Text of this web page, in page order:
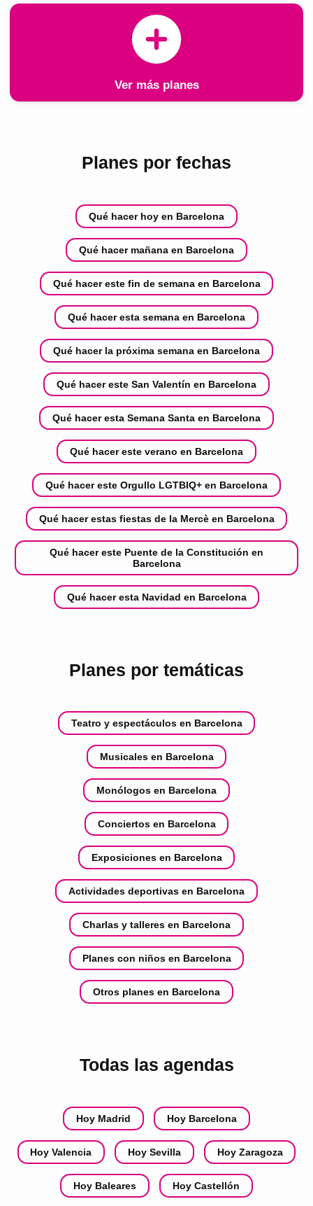
Ver más planes
Planes por fechas
Qué hacer hoy en Barcelona
Qué hacer mañana en Barcelona
Qué hacer este fin de semana en Barcelona
Qué hacer esta semana en Barcelona
Qué hacer la próxima semana en Barcelona
Qué hacer este San Valentín en Barcelona
Qué hacer esta Semana Santa en Barcelona
Qué hacer este verano en Barcelona
Qué hacer este Orgullo LGTBIQ+ en Barcelona
Qué hacer estas fiestas de la Mercè en Barcelona
Qué hacer este Puente de la Constitución en
Barcelona
Qué hacer esta Navidad en Barcelona
Planes por temáticas
Teatro y espectáculos en Barcelona
Musicales en Barcelona
Monólogos en Barcelona
Conciertos en Barcelona
Exposiciones en Barcelona
Actividades deportivas en Barcelona
Charlas y talleres en Barcelona
Planes con niños en Barcelona
Otros planes en Barcelona
Todas las agendas
Hoy Madrid Hoy Barcelona
Hoy Valencia Hoy Sevilla Hoy Zaragoza
Hoy Baleares Hoy Castellón